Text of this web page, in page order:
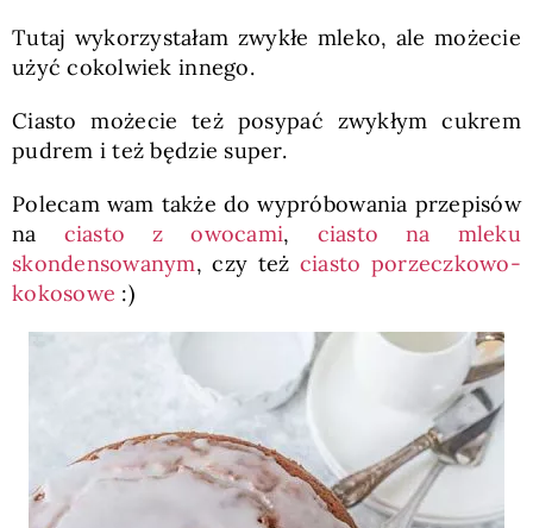
Tutaj wykorzystałam zwykłe mleko, ale możecie
użyć cokolwiek innego.
Ciasto możecie też posypać zwykłym cukrem
pudrem i też będzie super.
Polecam wam także do wypróbowania przepisów
na ciasto z owocami, ciasto na mleku
skondensowanym, czy też ciasto porzeczkowo-
kokosowe :)